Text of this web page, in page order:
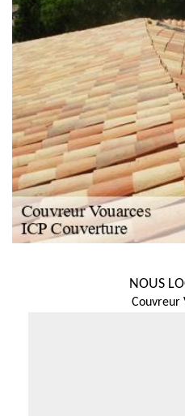
NOUS
Couvreur